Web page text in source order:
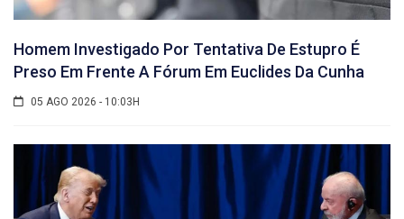
Homem Investigado Por Tentativa De Estupro É
Preso Em Frente A Fórum Em Euclides Da Cunha
05 AGO 2026 - 10:03H